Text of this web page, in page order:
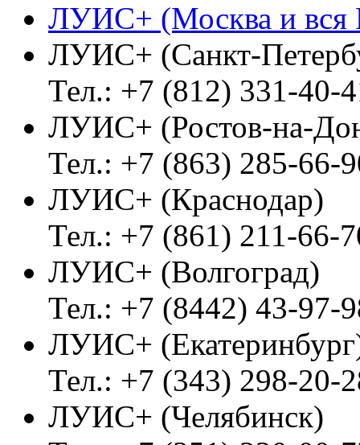
ЛУИС+ (Москва и вся
ЛУИС+ (Санкт-
Тел.: +7 (812) 331-40-
ЛУИС+ (Ростов-на-
Тел.: +7 (863) 285-66-
ЛУИС+ (Краснодар)
Тел.: +7 (861) 211-66-
ЛУИС+ (Волгоград)
Тел.: +7 (8442) 43-97-
ЛУИС+
Тел.: +7 (343) 298-20-
ЛУИС+ (Челябинск)